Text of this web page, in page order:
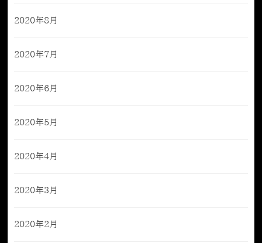
2020年8月
2020年7月
2020年6月
2020年5月
2020年4月
2020年3月
2020年2月